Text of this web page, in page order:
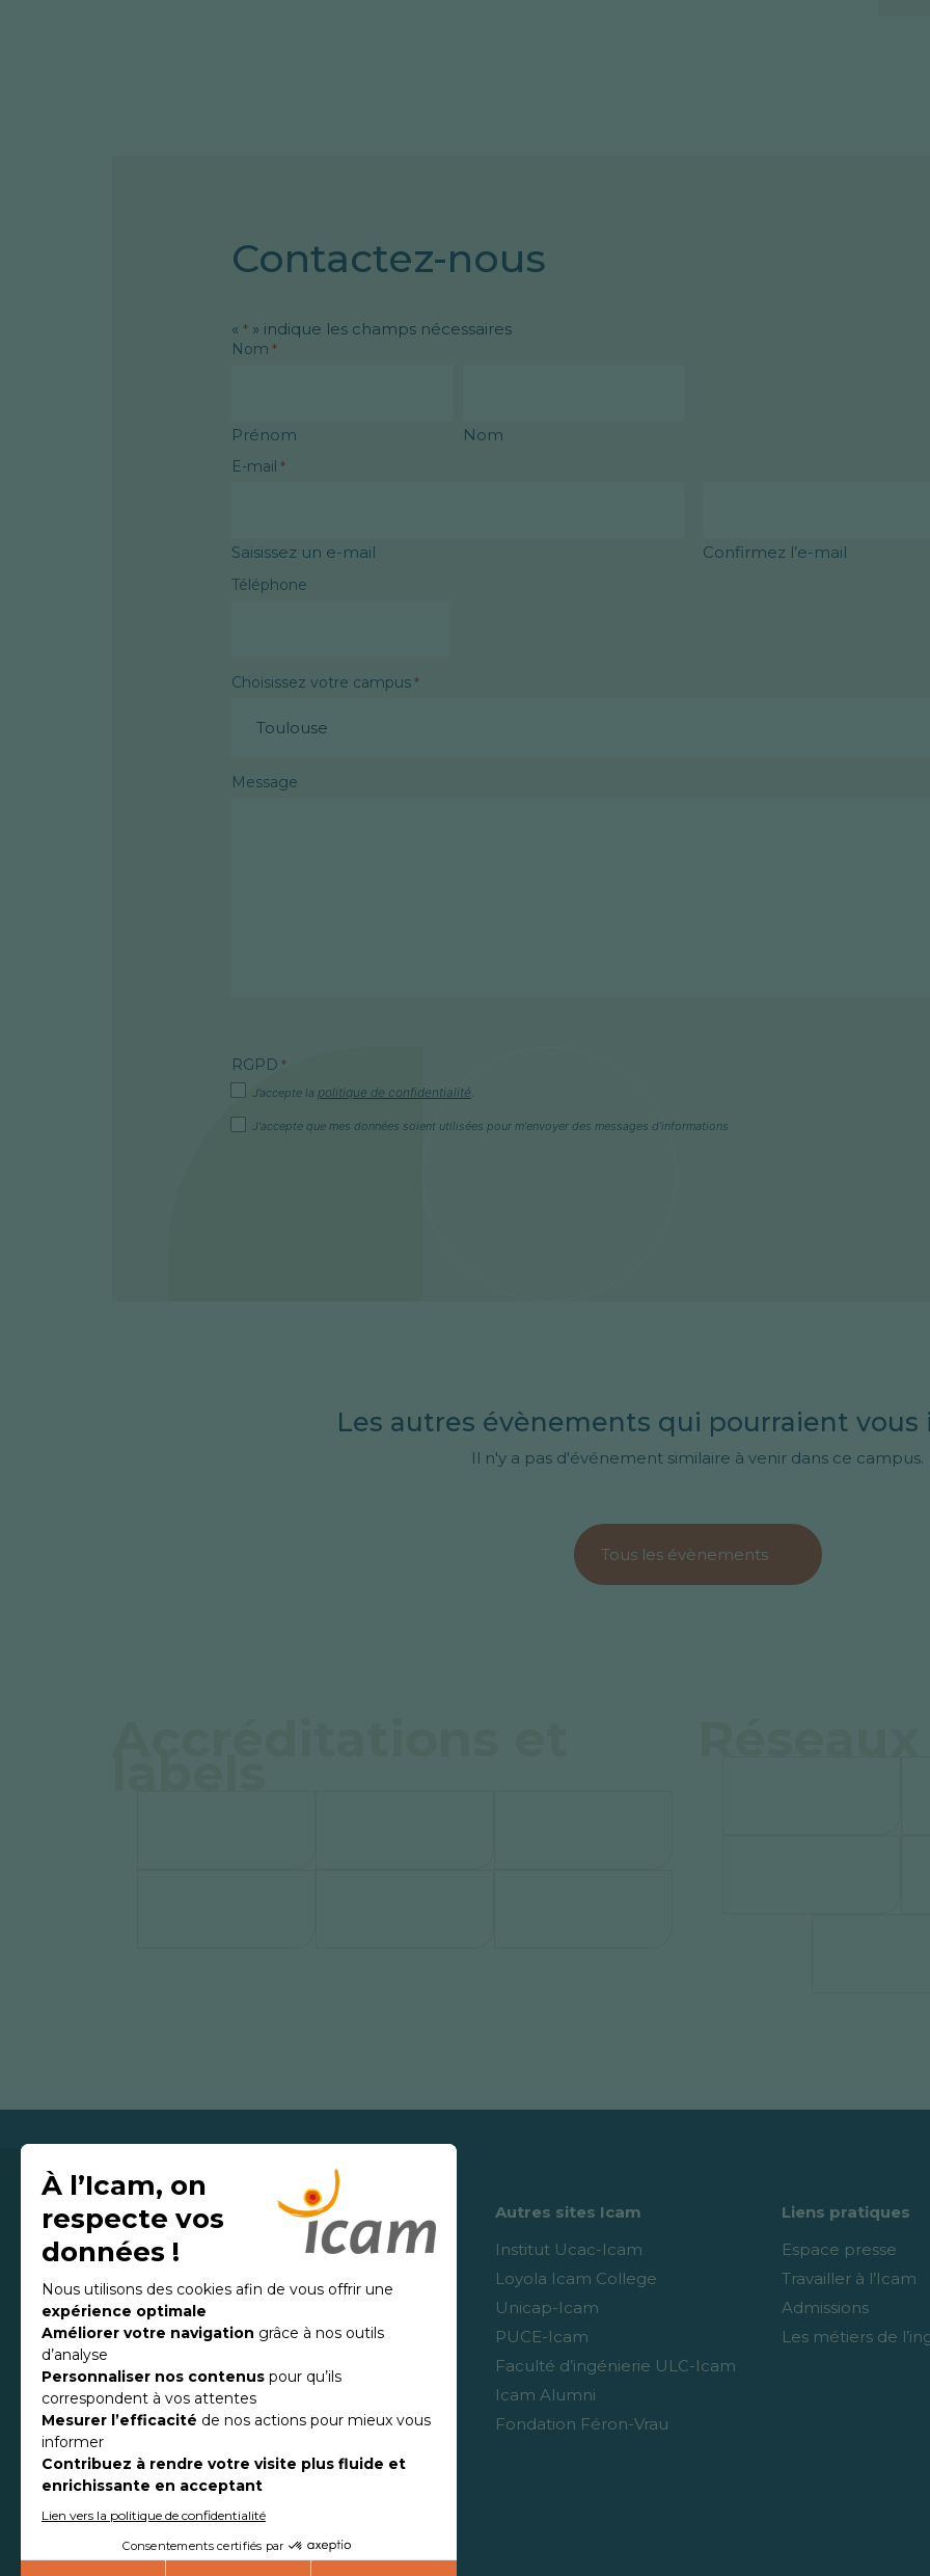
Contactez-nous
« * » indique les champs nécessaires
Nom *
Prénom Nom
E-mail *
Saisissez un e-mail Confirmez l’e-mail
Téléphone
Choisissez votre campus *
Message
RGPD *
J’accepte la politique de confidentialité.
Accepte
messages
J'accepte que mes données soient utilisées pour m'envoyer des messages d'informations
Les autres évènements qui pourraient vous
Il n'y a pas d'événement similaire à venir dans ce campus.
Tous les évènements
L’Icam, Institut
Catholique d'Arts
et Métiers
Autres sites Icam
Institut Ucac-Icam
Loyola Icam College
Unicap-Icam
PUCE-Icam
Faculté d’ingénierie ULC-Icam
Icam Alumni
Fondation Féron-Vrau
Liens pratiques
Espace presse
Travailler à l’Icam
Admissions
Les métiers de